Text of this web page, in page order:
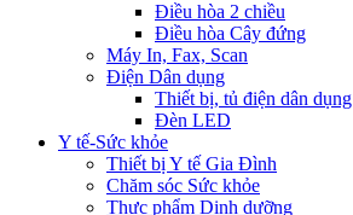
Điều hòa 2 chiều
Điều hòa Cây đứng
Máy In, Fax, Scan
Điện Dân dụng
Thiết bị, tủ điện dân dụng
Đèn LED
Y tế-Sức khỏe
Thiết bị Y tế Gia Đình
Chăm sóc Sức khỏe
Thực phẩm Dinh dưỡng